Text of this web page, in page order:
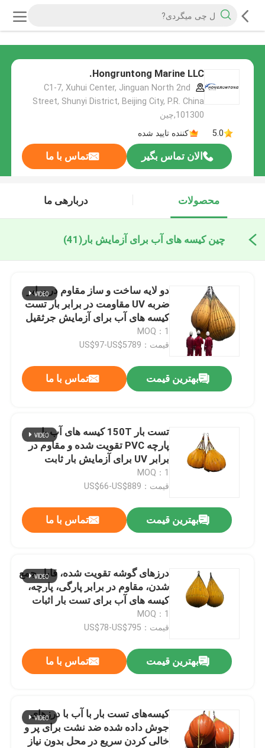
Hongruntong Marine LLC.
C1-7, Xuhui Center, Jinguan North 2nd
Street, Shunyi District, Beijing City, P.R. China
101300,چین
5.0
کننده تایید شده
الان تماس بگیر تماس با ما
محصولات دربارهی ما
چین کیسه های آب برای آزمایش بار (41)
دو لایه ساخت و ساز مقاوم در برابر
ضربه UV مقاومت در برابر بار تست
کیسه های آب برای آزمایش جرثقیل
MOQ：1
قیمت：US$97-US$5789
بهترین قیمت تماس با ما
تست بار 150T کیسه های آب با
پارچه PVC تقویت شده و مقاوم در
برابر UV برای آزمایش بار ثابت
صنعتی
MOQ：1
قیمت：US$66-US$889
بهترین قیمت تماس با ما
درزهای گوشه تقویت شده، قابل جمع
شدن، مقاوم در برابر پارگی، پارچه،
کیسه های آب برای تست بار اثبات
MOQ：1
قیمت：US$78-US$795
بهترین قیمت تماس با ما
کیسه‌های تست بار با آب با درزهای
جوش داده شده ضد نشت برای پر و
خالی کردن سریع در محل بدون نیاز